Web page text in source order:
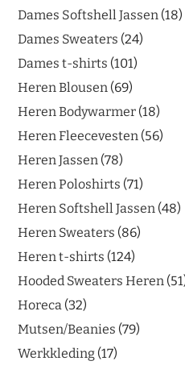
Dames Softshell Jassen 18
Dames Sweaters 24
Dames t-shirts 101
Heren Blousen 69
Heren Bodywarmer 18
Heren Fleecevesten 56
Heren Jassen 78
Heren Poloshirts 71
Heren Softshell Jassen 48
Heren Sweaters 86
Heren t-shirts 124
Hooded Sweaters Heren 51
Horeca 32
Mutsen/Beanies 79
Werkkleding 17